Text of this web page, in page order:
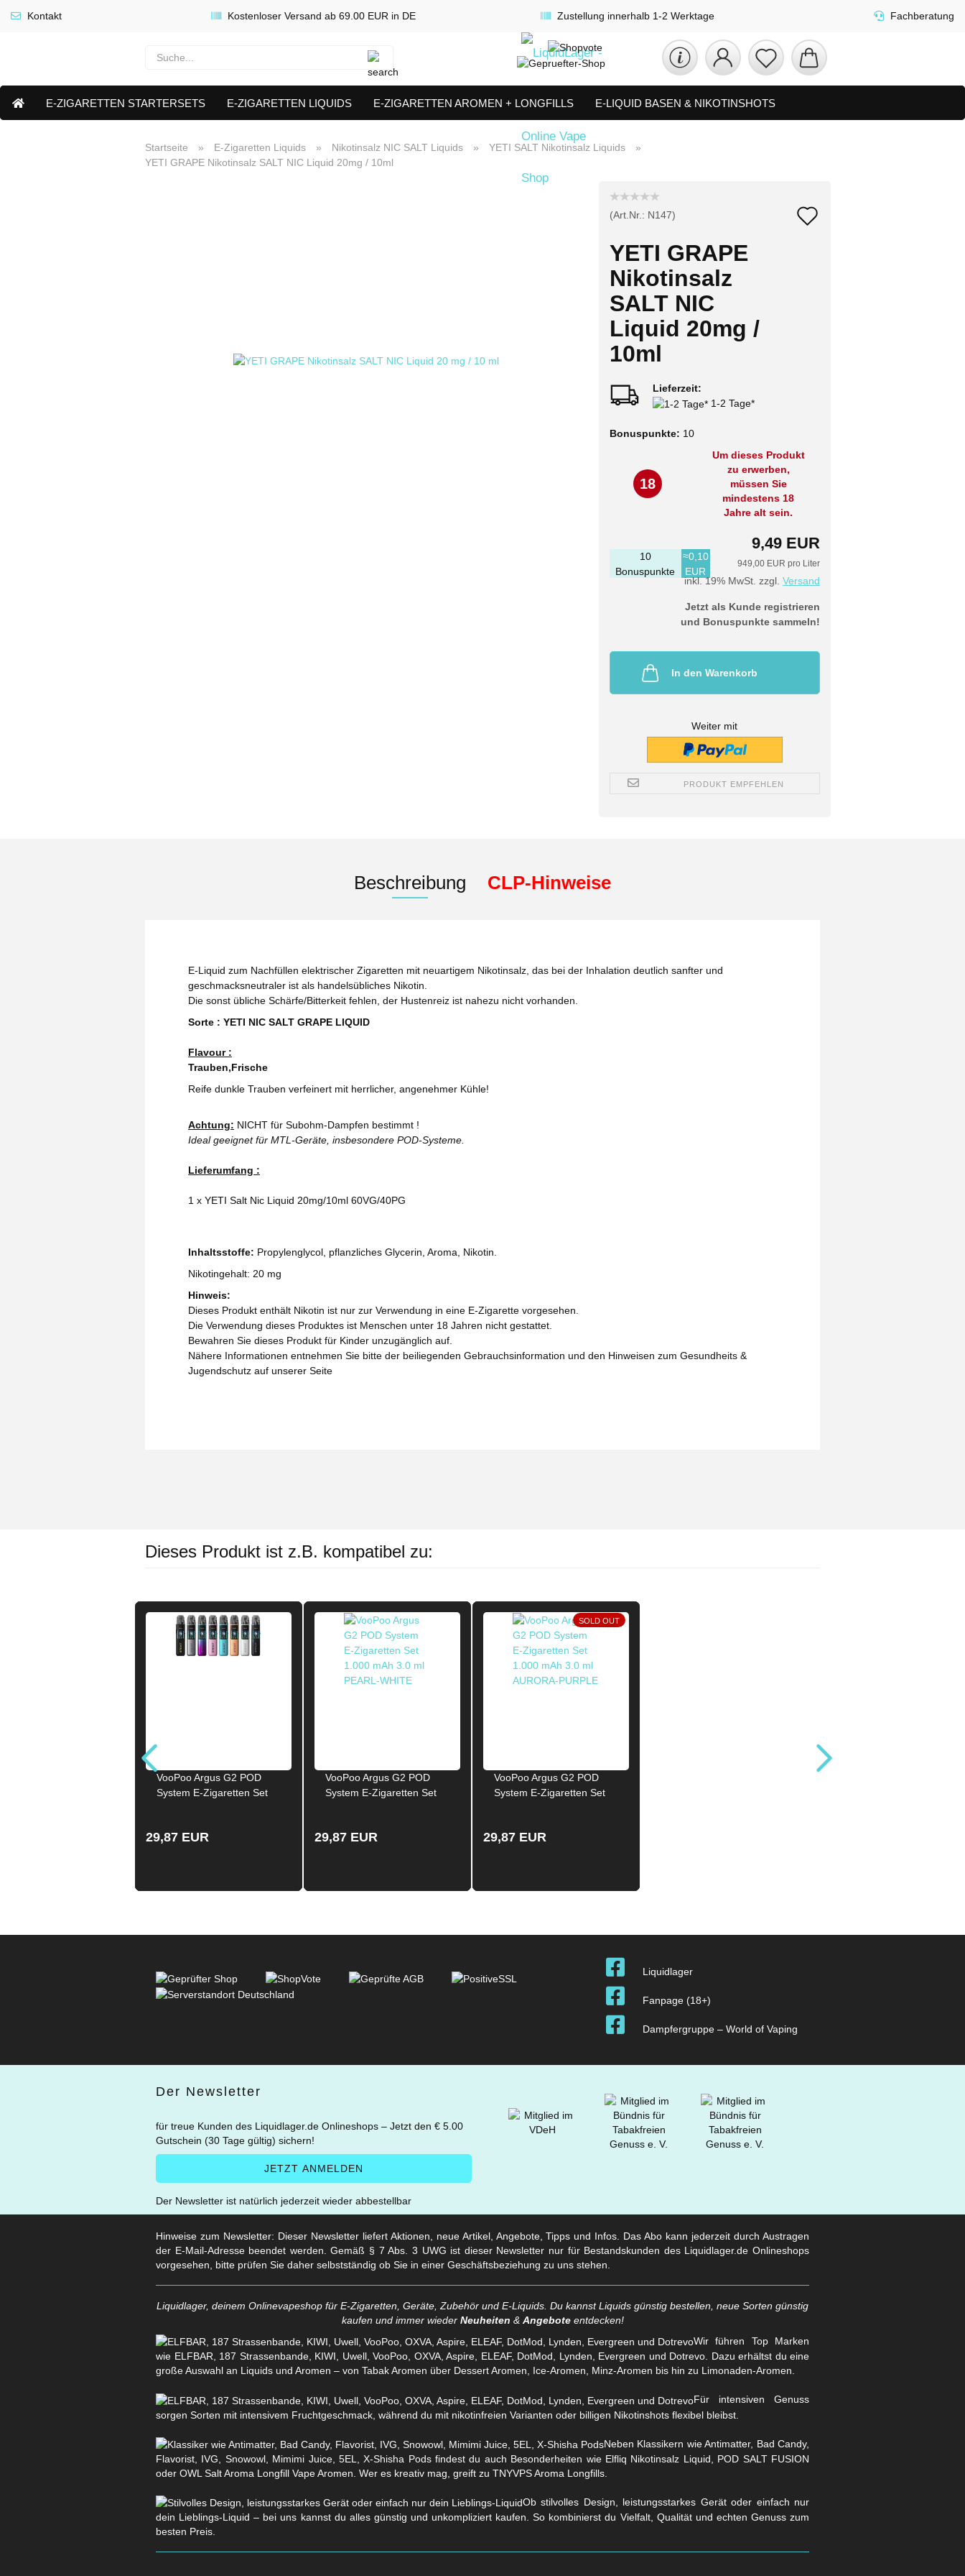
Kontakt Kostenloser Versand ab 69.00 EUR in DE Zustellung innerhalb 1-2 Werktage Fachberatung
E-ZIGARETTEN STARTERSETS E-ZIGARETTEN LIQUIDS E-ZIGARETTEN AROMEN + LONGFILLS E-LIQUID BASEN & NIKOTINSHOTS
VERDAMPFER & COILS AKKUTRÄGER & SETS
Startseite » E-Zigaretten Liquids » Nikotinsalz NIC SALT Liquids » YETI SALT Nikotinsalz Liquids
»
YETI GRAPE Nikotinsalz SALT NIC Liquid 20mg / 10ml
(Art.Nr.: N147)
YETI GRAPE
Nikotinsalz
SALT NIC
Liquid 20mg /
10ml
Lieferzeit:
1-2 Tage*
Bonuspunkte: 10
18
Um dieses Produkt
zu erwerben,
müssen Sie
mindestens 18
Jahre alt sein.
9,49 EUR
949,00 EUR pro Liter
inkl. 19% MwSt. zzgl. Versand
10
Bonuspunkte
≈0,10
EUR
Jetzt als Kunde registrieren
und Bonuspunkte sammeln!
In den Warenkorb
Weiter mit
PRODUKT EMPFEHLEN
Beschreibung CLP-Hinweise
E-Liquid zum Nachfüllen elektrischer Zigaretten mit neuartigem Nikotinsalz, das bei der Inhalation deutlich sanfter und
geschmacksneutraler ist als handelsübliches Nikotin.
Die sonst übliche Schärfe/Bitterkeit fehlen, der Hustenreiz ist nahezu nicht vorhanden.
Sorte : YETI NIC SALT GRAPE LIQUID
Flavour :
Trauben,Frische
Reife dunkle Trauben verfeinert mit herrlicher, angenehmer Kühle!
Achtung: NICHT für Subohm-Dampfen bestimmt !
Ideal geeignet für MTL-Geräte, insbesondere POD-Systeme.
Lieferumfang :
1 x YETI Salt Nic Liquid 20mg/10ml 60VG/40PG
Inhaltsstoffe: Propylenglycol, pflanzliches Glycerin, Aroma, Nikotin.
Nikotingehalt: 20 mg
Hinweis:
Dieses Produkt enthält Nikotin ist nur zur Verwendung in eine E-Zigarette vorgesehen.
Die Verwendung dieses Produktes ist Menschen unter 18 Jahren nicht gestattet.
Bewahren Sie dieses Produkt für Kinder unzugänglich auf.
Nähere Informationen entnehmen Sie bitte der beiliegenden Gebrauchsinformation und den Hinweisen zum Gesundheits &
Jugendschutz auf unserer Seite
Dieses Produkt ist z.B. kompatibel zu:
VooPoo Argus G2 POD
System E-Zigaretten Set
29,87 EUR
VooPoo Argus G2 POD
System E-Zigaretten Set
29,87 EUR
SOLD OUT
VooPoo Argus G2 POD
System E-Zigaretten Set
29,87 EUR
Liquidlager
Fanpage (18+)
Dampfergruppe – World of Vaping
Der Newsletter
für treue Kunden des Liquidlager.de Onlineshops – Jetzt den € 5.00
Gutschein (30 Tage gültig) sichern!
Der Newsletter ist natürlich jederzeit wieder abbestellbar
Hinweise zum Newsletter: Dieser Newsletter liefert Aktionen, neue Artikel, Angebote, Tipps und Infos. Das Abo kann jederzeit durch Austragen
der E-Mail-Adresse beendet werden. Gemäß § 7 Abs. 3 UWG ist dieser Newsletter nur für Bestandskunden des Liquidlager.de Onlineshops
vorgesehen, bitte prüfen Sie daher selbstständig ob Sie in einer Geschäftsbeziehung zu uns stehen.
Liquidlager, deinem Onlinevapeshop für E-Zigaretten, Geräte, Zubehör und E-Liquids. Du kannst Liquids günstig bestellen, neue Sorten günstig
kaufen und immer wieder Neuheiten & Angeboteentdecken!
Wir führen Top Marken
wie ELFBAR, 187 Strassenbande, KIWI, Uwell, VooPoo, OXVA, Aspire, ELEAF, DotMod, Lynden, Evergreen und Dotrevo. Dazu erhältst du eine
große Auswahl an Liquids und Aromen – von Tabak Aromen über Dessert Aromen, Ice-Aromen, Minz-Aromen bis hin zu Limonaden-Aromen.
Für intensiven Genuss
sorgen Sorten mit intensivem Fruchtgeschmack, während du mit nikotinfreien Varianten oder billigen Nikotinshots flexibel bleibst.
Neben Klassikern wie Antimatter, Bad Candy,
Flavorist, IVG, Snowowl, Mimimi Juice, 5EL, X-Shisha Pods findest du auch Besonderheiten wie Elfliq Nikotinsalz Liquid, POD SALT FUSION
oder OWL Salt Aroma Longfill Vape Aromen. Wer es kreativ mag, greift zu TNYVPS Aroma Longfills.
Ob stilvolles Design, leistungsstarkes Gerät oder einfach nur
dein Lieblings-Liquid – bei uns kannst du alles günstig und unkompliziert kaufen. So kombinierst du Vielfalt, Qualität und echten Genuss zum
besten Preis.